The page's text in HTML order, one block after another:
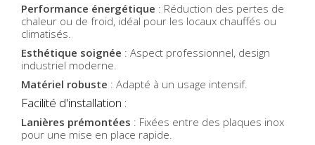
Performance énergétique : Réduction des pertes de
chaleur ou de froid, idéal pour les locaux chauffés ou
climatisés.
Esthétique soignée : Aspect professionnel, design
industriel moderne.
Matériel robuste : Adapté à un usage intensif.
Facilité d'installation :
Lanières prémontées : Fixées entre des plaques inox
pour une mise en place rapide.